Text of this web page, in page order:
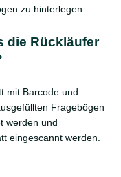
zu hinterlegen.
die Rückläufer
mit Barcode und
Fragebögen
werden und
eingescannt werden.